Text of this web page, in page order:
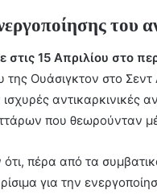
του
στις 15 Απριλίου στο
της Ουάσιγκτον στο
αντικαρκινικές
που θεωρούνταν
πέρα από τα
για την